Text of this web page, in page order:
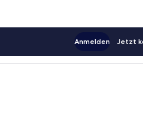
Anmelden Jetzt